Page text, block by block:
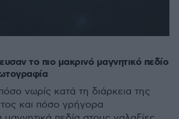
το πιο μακρινό μαγνητικό πεδίο
νωρίς κατά τη διάρκεια της
και πόσο γρήγορα